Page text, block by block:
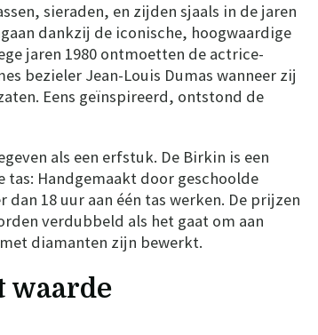
sieraden, en zijden sjaals in de jaren
dankzij de iconische, hoogwaardige
jaren 1980 ontmoetten de actrice-
bezieler Jean-Louis Dumas wanneer zij
Eens geïnspireerd, ontstond de
als een erfstuk. De Birkin is een
tas: Handgemaakt door geschoolde
18 uur aan één tas werken. De prijzen
verdubbeld als het gaat om aan
diamanten zijn bewerkt.
waarde